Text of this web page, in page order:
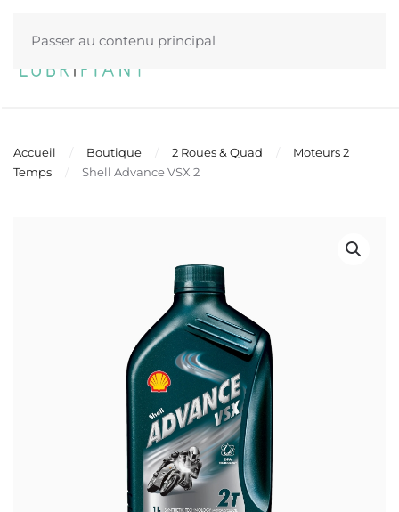
Passer au contenu principal
Accueil Boutique 2 Roues & Quad
Moteurs 2
Temps
Shell Advance VSX 2